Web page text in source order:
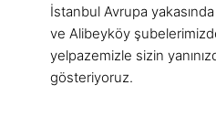
İstanbul Avrupa
ve Alibeyköy
yelpazemizle sizin
gösteriyoruz.